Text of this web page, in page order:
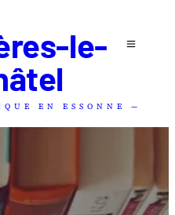
le-
EN ESSONNE —